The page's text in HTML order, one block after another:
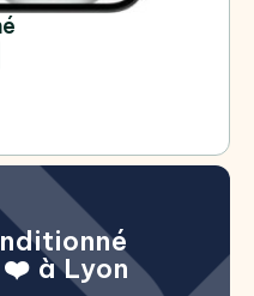
à Lyon